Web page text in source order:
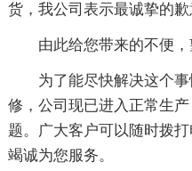
货，我公司表示最诚挚的歉
由此给您带来的不便，
为了能尽快解决这个
修，公司现已进入正常生
题。广大客户可以随时拨
竭诚为您服务。